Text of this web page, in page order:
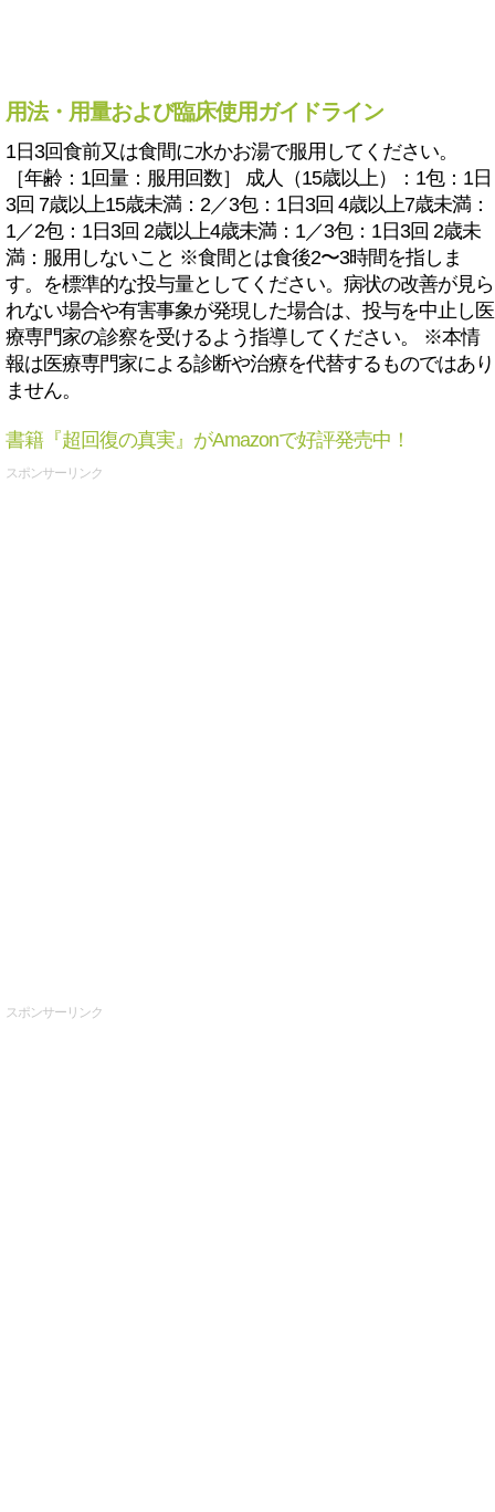
用法・用量および臨床使用ガイドライン
1日3回食前又は食間に水かお湯で服用してください。
［年齢：1回量：服用回数］ 成人（15歳以上）：1包：1日
3回 7歳以上15歳未満：2／3包：1日3回 4歳以上7歳未満：
1／2包：1日3回 2歳以上4歳未満：1／3包：1日3回 2歳未
満：服用しないこと ※食間とは食後2〜3時間を指しま
す。を標準的な投与量としてください。病状の改善が見ら
れない場合や有害事象が発現した場合は、投与を中止し医
療専門家の診察を受けるよう指導してください。 ※本情
報は医療専門家による診断や治療を代替するものではあり
ません。
書籍『超回復の真実』がAmazonで好評発売中！
スポンサーリンク
スポンサーリンク